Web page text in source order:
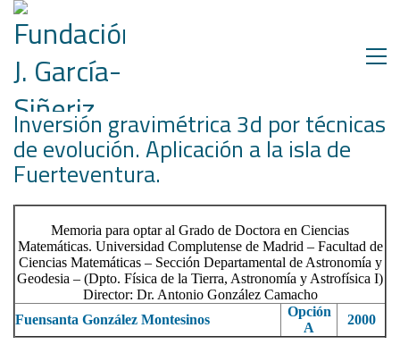
Inversión gravimétrica 3d por técnicas
de evolución. Aplicación a la isla de
Fuerteventura.
Memoria para optar al Grado de Doctora en Ciencias
Matemáticas. Universidad Complutense de Madrid – Facultad de
Ciencias Matemáticas – Sección Departamental de Astronomía y
Geodesia – (Dpto. Física de la Tierra, Astronomía y Astrofísica I)
Director: Dr. Antonio González Camacho
Fuensanta González Montesinos
Opción
A
2000